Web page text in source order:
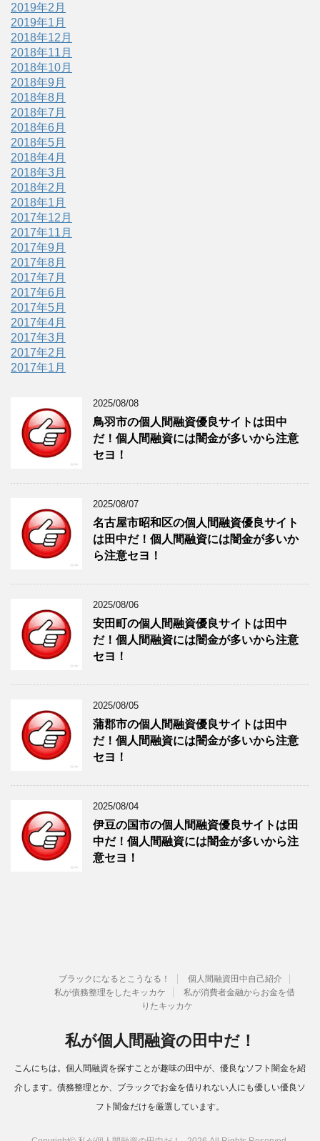
2019年2月
2019年1月
2018年12月
2018年11月
2018年10月
2018年9月
2018年8月
2018年7月
2018年6月
2018年5月
2018年4月
2018年3月
2018年2月
2018年1月
2017年12月
2017年11月
2017年9月
2017年8月
2017年7月
2017年6月
2017年5月
2017年4月
2017年3月
2017年2月
2017年1月
2025/08/08
鳥羽市の個人間融資優良サイトは田中
だ！個人間融資には闇金が多いから注意
セヨ！
2025/08/07
名古屋市昭和区の個人間融資優良サイト
は田中だ！個人間融資には闇金が多いか
ら注意セヨ！
2025/08/06
安田町の個人間融資優良サイトは田中
だ！個人間融資には闇金が多いから注意
セヨ！
2025/08/05
蒲郡市の個人間融資優良サイトは田中
だ！個人間融資には闇金が多いから注意
セヨ！
2025/08/04
伊豆の国市の個人間融資優良サイトは田
中だ！個人間融資には闇金が多いから注
意セヨ！
ブラックになるとこうなる！
個人間融資田中自己紹介
私が債務整理をしたキッカケ
私が消費者金融からお金を借
りたキッカケ
私が個人間融資の田中だ！
こんにちは。個人間融資を探すことが趣味の田中が、優良なソフト闇金を紹
介します。債務整理とか、ブラックでお金を借りれない人にも優しい優良ソ
フト闇金だけを厳選しています。